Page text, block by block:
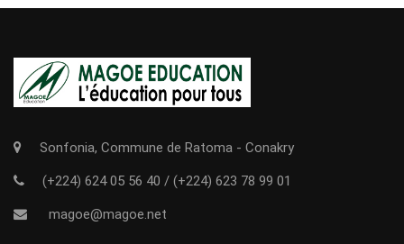
Sonfonia, Commune de Ratoma - Conakry
(+224) 624 05 56 40 / (+224) 623 78 99 01
magoe@magoe.net